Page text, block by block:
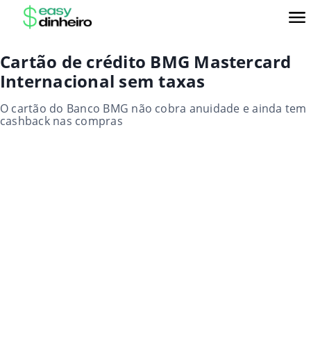
Cartão de crédito BMG Mastercard
Internacional sem taxas
O cartão do Banco BMG não cobra anuidade e ainda tem
cashback nas compras